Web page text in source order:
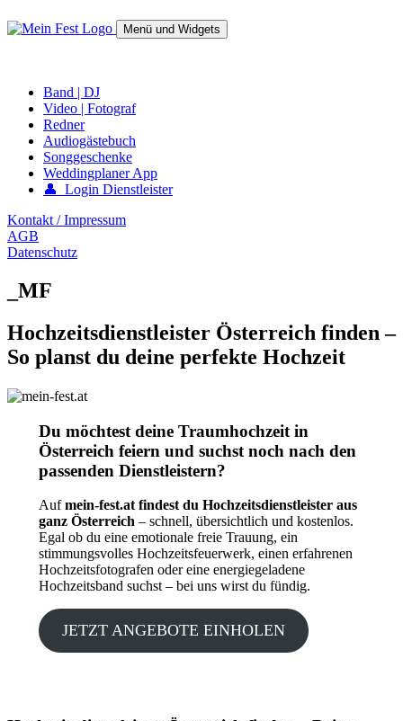
zum
Menü und Widgets
Band | DJ
Video | Fotograf
Redner
Audiogästebuch
Songgeschenke
Weddingplaner App
👤 Login Dienstleister
Kontakt / Impressum
AGB
Datenschutz
_MF
Hochzeitsdienstleister Österreich finden –
So planst du deine perfekte Hochzeit
Du möchtest deine Traumhochzeit in
Österreich feiern und suchst noch nach den
passenden Dienstleistern?
Aufmein-fest.at findest du Hochzeitsdienstleister aus
ganz Österreich– schnell, übersichtlich und kostenlos.
Egal ob du eine emotionale freie Trauung, ein
stimmungsvolles Hochzeitsfeuerwerk, einen erfahrenen
Hochzeitsfotografen oder eine energiegeladene
Hochzeitsband suchst – bei uns wirst du fündig.
JETZT ANGEBOTE EINHOLEN